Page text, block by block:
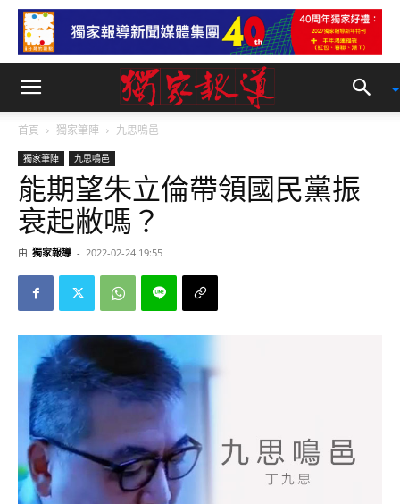
首頁 獨家筆陣 九思鳴邑
獨家筆陣 九思鳴邑
能期望朱立倫帶領國民黨振
衰起敝嗎？
由 獨家報導 - 2022-02-24 19:55